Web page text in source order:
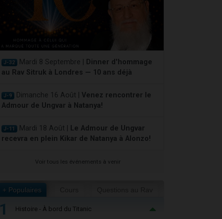
J-32 Mardi 8 Septembre |
Dinner d'hommage
au Rav Sitruk à Londres — 10 ans déjà
J-9 Dimanche 16 Août | Venez rencontrer le
Admour de Ungvar à Natanya!
J-11 Mardi 18 Août |
Le Admour de Ungvar
recevra en plein Kikar de Natanya à Alonzo!
Voir tous les événements à venir
+ Populaires
1 Histoire - À bord du Titanic